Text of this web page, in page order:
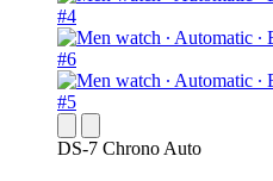
DS-7 Chrono Auto